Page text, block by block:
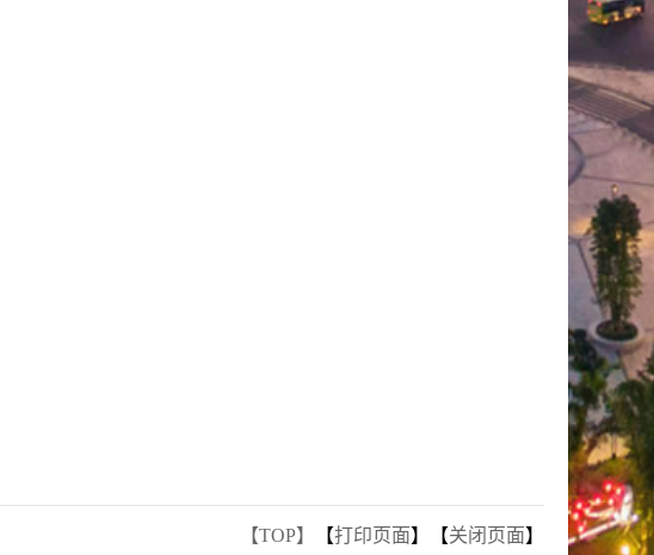
【TOP】 【打印页面】【关闭页面】